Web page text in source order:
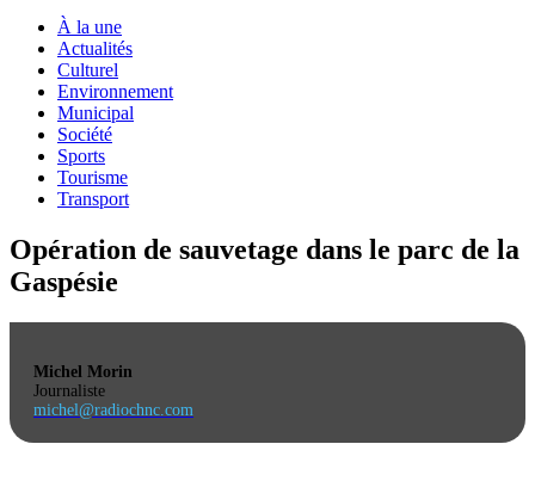
À la une
Actualités
Culturel
Environnement
Municipal
Société
Sports
Tourisme
Transport
Opération de sauvetage dans le parc de la
Gaspésie
Michel Morin
Journaliste
michel@radiochnc.com